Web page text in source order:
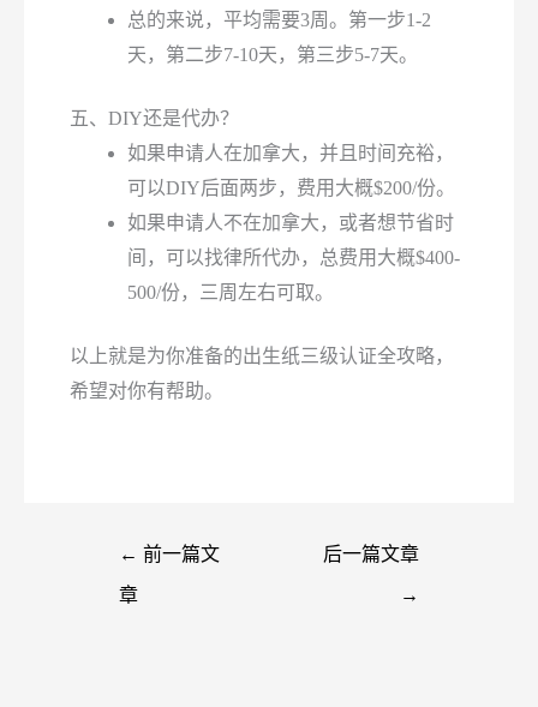
总的来说，平均需要3周。第一步1-2
天，第二步7-10天，第三步5-7天。
五、DIY还是代办？
如果申请人在加拿大，并且时间充裕，
可以DIY后面两步，费用大概$200/份。
如果申请人不在加拿大，或者想节省时
间，可以找律所代办，总费用大概$400-
500/份，三周左右可取。
以上就是为你准备的出生纸三级认证全攻略，
希望对你有帮助。
← 前一篇文
章
后一篇文章
→